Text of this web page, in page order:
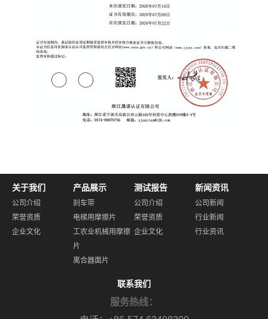
关于我们
公司介绍
荣誉资质
企业文化
产品展示
刹车带
电梯用摩擦片
工农业机械用摩擦
片
离合器面片
测试报告
公司介绍
荣誉资质
企业文化
新闻资讯
公司新闻
行业新闻
行业资讯
联系我们
服务热线：